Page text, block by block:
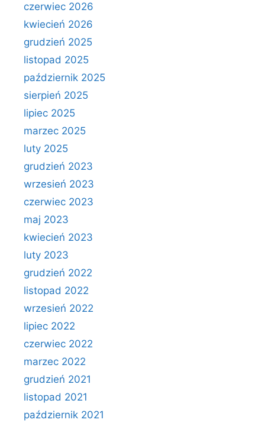
czerwiec 2026
kwiecień 2026
grudzień 2025
listopad 2025
październik 2025
sierpień 2025
lipiec 2025
marzec 2025
luty 2025
grudzień 2023
wrzesień 2023
czerwiec 2023
maj 2023
kwiecień 2023
luty 2023
grudzień 2022
listopad 2022
wrzesień 2022
lipiec 2022
czerwiec 2022
marzec 2022
grudzień 2021
listopad 2021
październik 2021